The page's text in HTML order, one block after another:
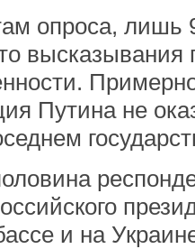
опроса, лишь
высказывания
Путина не
и на